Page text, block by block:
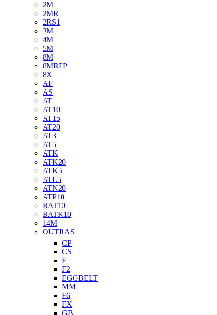
2M
2MR
2RS1
3M
4M
5M
8M
8MRPP
8X
AF
AS
AT
AT10
AT15
AT20
AT3
AT5
ATK
ATK20
ATK5
ATL5
ATN20
ATP10
BAT10
BATK10
14M
OUTRAS
CP
CS
F
F2
EGGBELT
MM
F6
FX
GB